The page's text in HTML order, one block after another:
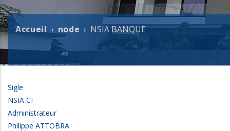
Fil
d'Ariane
Accueil node NSIA BANQUE
Sigle
NSIA CI
Administrateur
Philippe ATTOBRA